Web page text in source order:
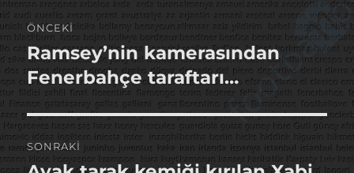
Yazı
gezinmesi
ÖNCEKI
Önceki
yazı:
Ramsey’nin kamerasından
Fenerbahçe taraftarı…
SONRAKI
Sonraki